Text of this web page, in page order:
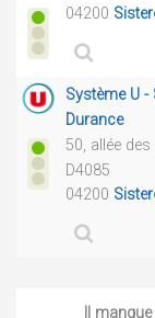
04200
Système U
Durance
50, allée
D4085
04200
Il